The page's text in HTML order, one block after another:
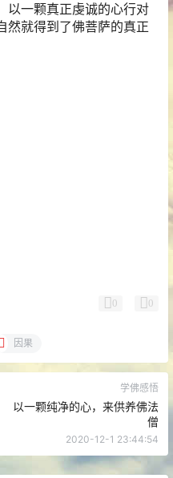
以一颗真正虔诚的心行对
然就得到了佛菩萨的真正
0 0
因果
学佛感悟
以一颗纯净的心，来供养佛法
僧
2020-12-1 23:44:54